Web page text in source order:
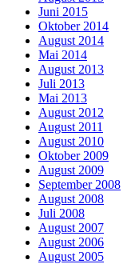
Juni 2015
Oktober 2014
August 2014
Mai 2014
August 2013
Juli 2013
Mai 2013
August 2012
August 2011
August 2010
Oktober 2009
August 2009
September 2008
August 2008
Juli 2008
August 2007
August 2006
August 2005